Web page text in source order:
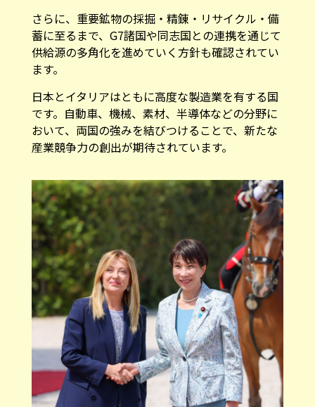
さらに、重要鉱物の採掘・精錬・リサイクル・備
蓄に至るまで、G7諸国や同志国との連携を通じて
供給源の多角化を進めていく方針も確認されてい
ます。
日本とイタリアはともに高度な製造業を有する国
です。自動車、機械、素材、半導体などの分野に
おいて、両国の強みを結びつけることで、新たな
産業競争力の創出が期待されています。